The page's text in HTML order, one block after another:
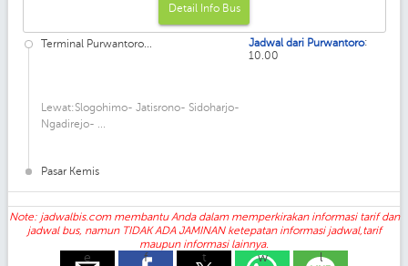
Detail Info Bus
Terminal Purwantoro...
Lewat:Slogohimo- Jatisrono- Sidoharjo-
Ngadirejo- ...
Pasar Kemis
Jadwal dari Purwantoro:
10.00
Note: jadwalbis.com membantu Anda dalam memperkirakan informasi tarif dan
jadwal bus, namun TIDAK ADA JAMINAN ketepatan informasi jadwal,tarif
maupun informasi lainnya.
e f t w l